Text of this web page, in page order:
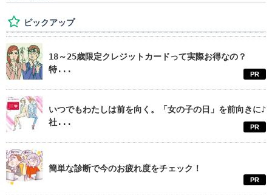
ピックアップ
18～25歳限定クレジットカードって実際お得なの？
特...
PR
いつでもわたしは前を向く。「女の子の日」を前向きに♪
社...
PR
簡単な診断で今のお疲れ度をチェック！
PR